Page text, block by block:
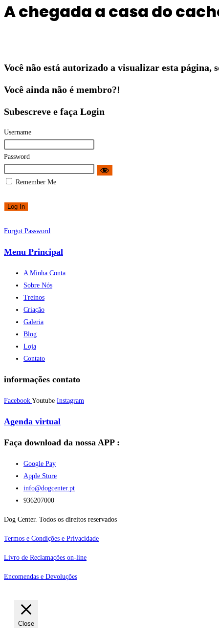
A chegada a casa do
Você não está autorizado a visualizar esta página,
Você ainda não é membro?!
Subescreve e faça Login
Username
Password
Remember Me
Forgot Password
Menu Principal
A Minha Conta
Sobre Nós
Treinos
Criação
Galeria
Blog
Loja
Contato
informações contato
Facebook Youtube Instagram
Agenda virtual
Faça download da nossa APP :
Google Pay
Apple Store
info@dogcenter.pt
936207000
Dog Center. Todos os direitos reservados
Termos e Condições e Privacidade
Livro de Reclamações on-line
Encomendas e Devoluções
Close